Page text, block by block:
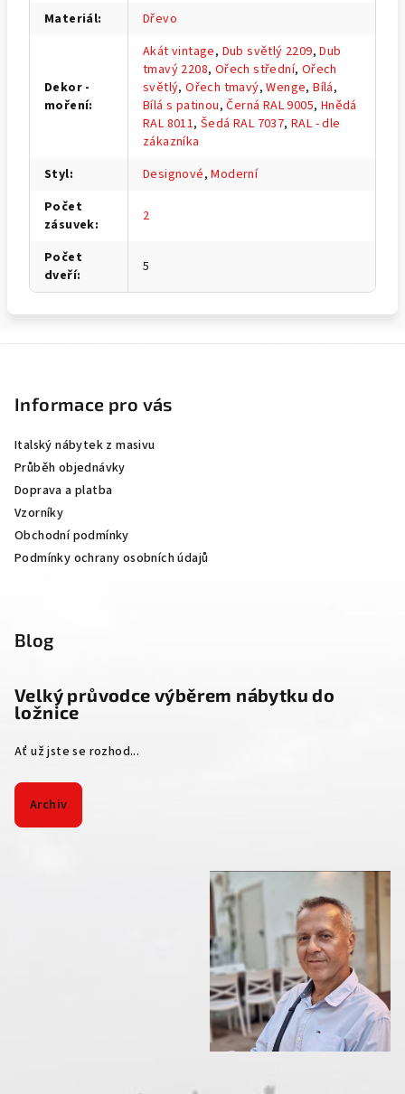
Materiál: Dřevo
Dekor -
moření:
Akát vintage, Dub světlý 2209,Dub
tmavý 2208, Ořech střední, Ořech
světlý,Ořech tmavý,Wenge,Bílá,
Bílá s patinou,Černá RAL 9005, Hnědá
RAL 8011,Šedá RAL 7037,RAL - dle
zákazníka
Styl: Designové,Moderní
Počet
zásuvek: 2
Počet
dveří: 5
Informace pro vás
Italský nábytek z masivu
Průběh objednávky
Doprava a platba
Vzorníky
Obchodní podmínky
Podmínky ochrany osobních údajů
Blog
Velký průvodce výběrem nábytku do
ložnice
Ať už jste se rozhod...
Archiv